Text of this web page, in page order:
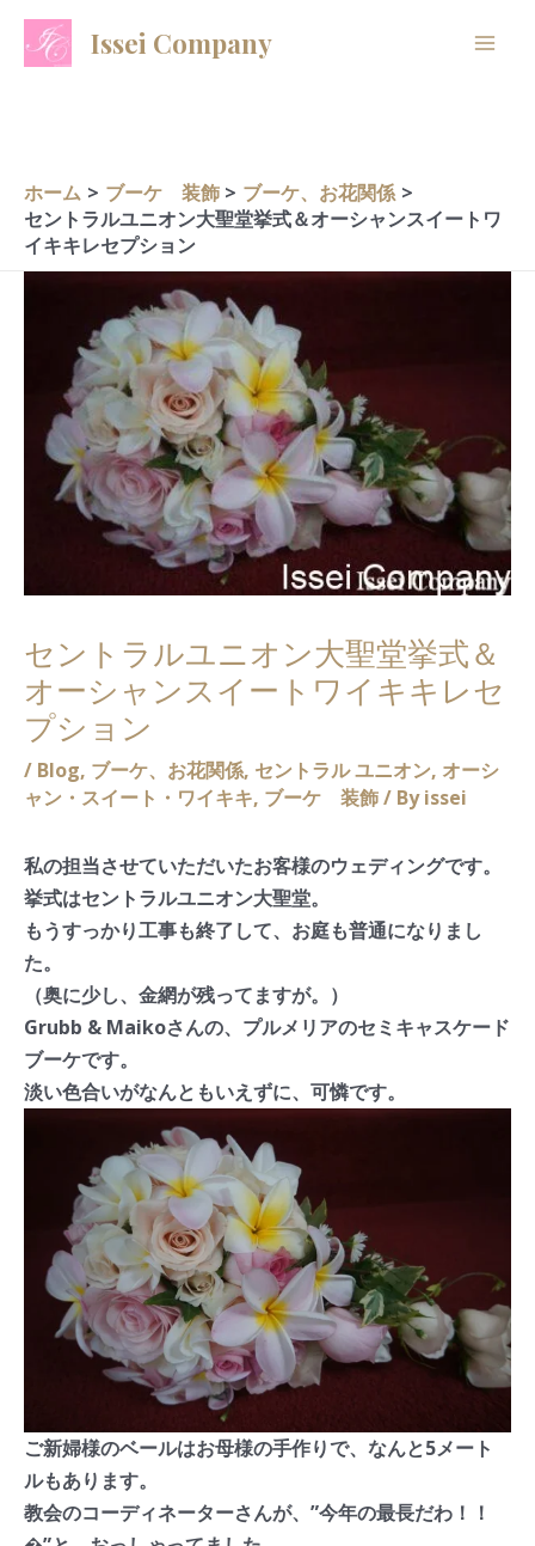
Issei Company
ホーム ブーケ 装飾
ブーケ、お花関係
セントラルユニオン大聖堂挙式＆オーシャンスイートワ
イキキレセプション
セントラルユニオン大聖堂挙式＆
オーシャンスイートワイキキレセ
プション
/ Blog, ブーケ、お花関係, セントラル ユニオン, オーシ
ャン・スイート・ワイキキ, ブーケ 装飾/ Byissei
私の担当させていただいたお客様のウェディングです。
挙式はセントラルユニオン大聖堂。
もうすっかり工事も終了して、お庭も普通になりまし
た。
（奥に少し、金網が残ってますが。）
Grubb & Maikoさんの、プルメリアのセミキャスケード
ブーケです。
淡い色合いがなんともいえずに、可憐です。
ご新婦様のベールはお母様の手作りで、なんと5メート
ルもあります。
教会のコーディネーターさんが、”今年の最長だわ！！
A
r
v
e
C
a
o
r